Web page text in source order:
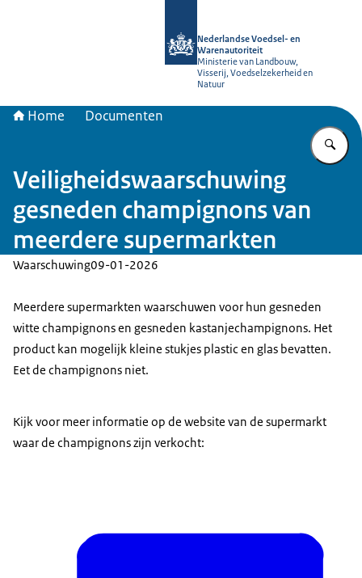
Nederlandse Voedsel- en
Warenautoriteit
Ministerie van Landbouw,
Visserij, Voedselzekerheid en
Natuur
Home Documenten
Veiligheidswaarschuwing
gesneden champignons van
meerdere supermarkten
Waarschuwing09-01-2026
Meerdere supermarkten waarschuwen voor hun gesneden
witte champignons en gesneden kastanjechampignons. Het
product kan mogelijk kleine stukjes plastic en glas bevatten.
Eet de champignons niet.
Kijk voor meer informatie op de website van de supermarkt
waar de champignons zijn verkocht: